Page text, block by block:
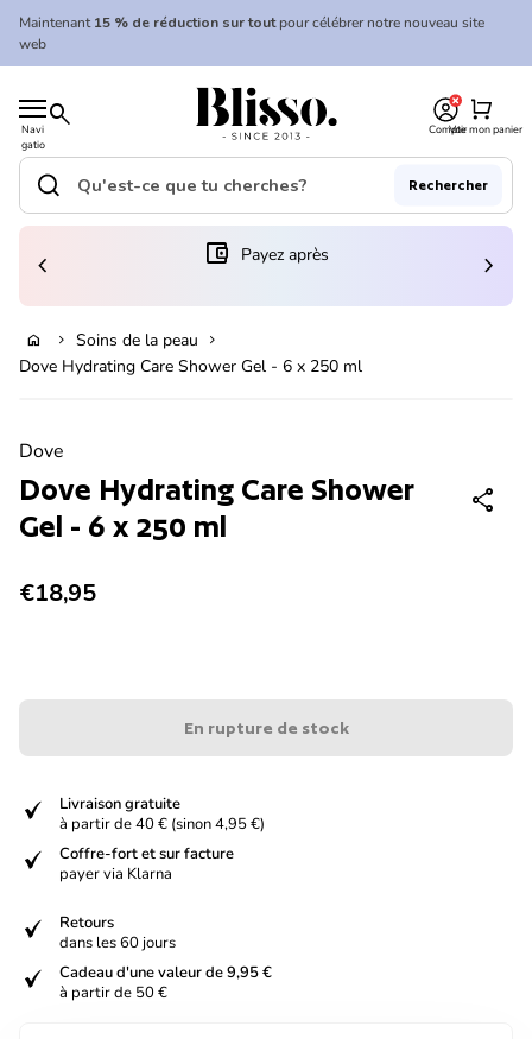
Skip to content
Maintenant15 % de réduction sur toutpour célébrer notre nouveau site
web
Navi
gatio
n
mobil
search
Accueil
CompteVoir mon panier
shopping_cart
Accueil
Recherche"
search Rechercher
(le lien s'ouvre dans un nouvel onglet/fenêtre)
account_balance_wallet Payez après
chevron_left chevron_right
home chevron_right Soins de la peau chevron_right
Dove Hydrating Care Shower Gel - 6 x 250 ml
Dove
Dove Hydrating Care Shower
Gel - 6 x 250 ml
share
Prix normal
€18,95
En rupture de stock
verified
Livraison gratuite
à partir de 40 € (sinon 4,95 €)
verified
Coffre-fort et sur facture
payer via Klarna
verified
Retours
dans les 60 jours
verified
Cadeau d'une valeur de 9,95 €
à partir de 50 €